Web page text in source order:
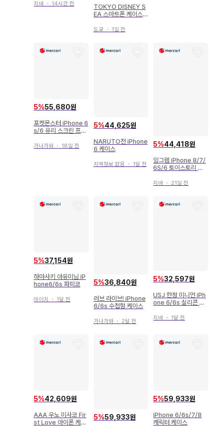
지바 ・ 14시간 전
TOKYO DISNEY S
EA 스마트폰 케이스 (i
5주년/The Year of
도쿄 ・ 1일 전
5%55,680원
포켓몬스터 iPhone 6
s/6 유리 스크린 프로
가나가와 ・ 18일 전
5%44,625원
NARUTO전 iPhone
6 케이스
지역정보 없음 ・ 1달 전
5%44,418원
잉그렘 iPhone 8/7/
6S/6 토이스토리 내
지바 ・ 21일 전
5%37,154원
하마사키 아유미님 iP
hone6/6s 파피코
아이치 ・ 1달 전
5%36,840원
러브 라이브! iPhone
6/6s 수첩형 케이스
가나가와・ 2달 전
5%32,597원
USJ 한정 미니언 iPh
one 6/6s 실리콘 케
지바 ・ 1달 전
5%42,609원
AAA 우노 미사코 Fir
st Love 아이폰 케이
5%59,933원
5%59,933원
iPhone 6/6s/7/8
캐릭터 케이스